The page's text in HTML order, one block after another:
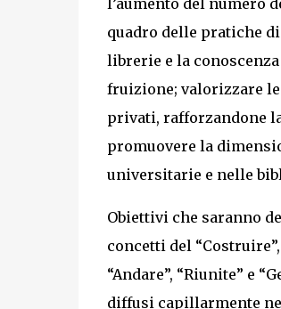
l’aumento del numero
quadro delle pratiche
librerie e la
fruizione; valorizzare
privati, rafforzandone
promuovere la
universitarie e nelle
Obiettivi che saranno
concetti del “Costruire”,
“Andare”, “Riunite” e
diffusi capillarmente